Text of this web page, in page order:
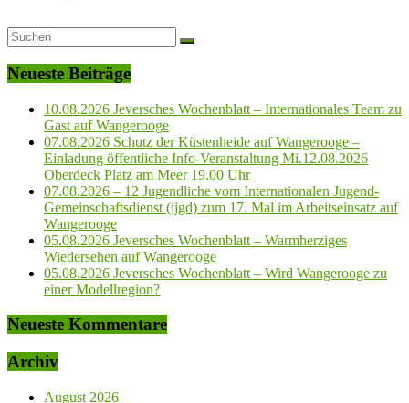
Neueste Beiträge
10.08.2026 Jeversches Wochenblatt – Internationales Team zu
Gast auf Wangerooge
07.08.2026 Schutz der Küstenheide auf Wangerooge –
Einladung öffentliche Info-Veranstaltung Mi.12.08.2026
Oberdeck Platz am Meer 19.00 Uhr
07.08.2026 – 12 Jugendliche vom Internationalen Jugend-
Gemeinschaftsdienst (ijgd) zum 17. Mal im Arbeitseinsatz auf
Wangerooge
05.08.2026 Jeversches Wochenblatt – Warmherziges
Wiedersehen auf Wangerooge
05.08.2026 Jeversches Wochenblatt – Wird Wangerooge zu
einer Modellregion?
Neueste Kommentare
Archiv
August 2026